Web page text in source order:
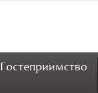
Гостеприимство